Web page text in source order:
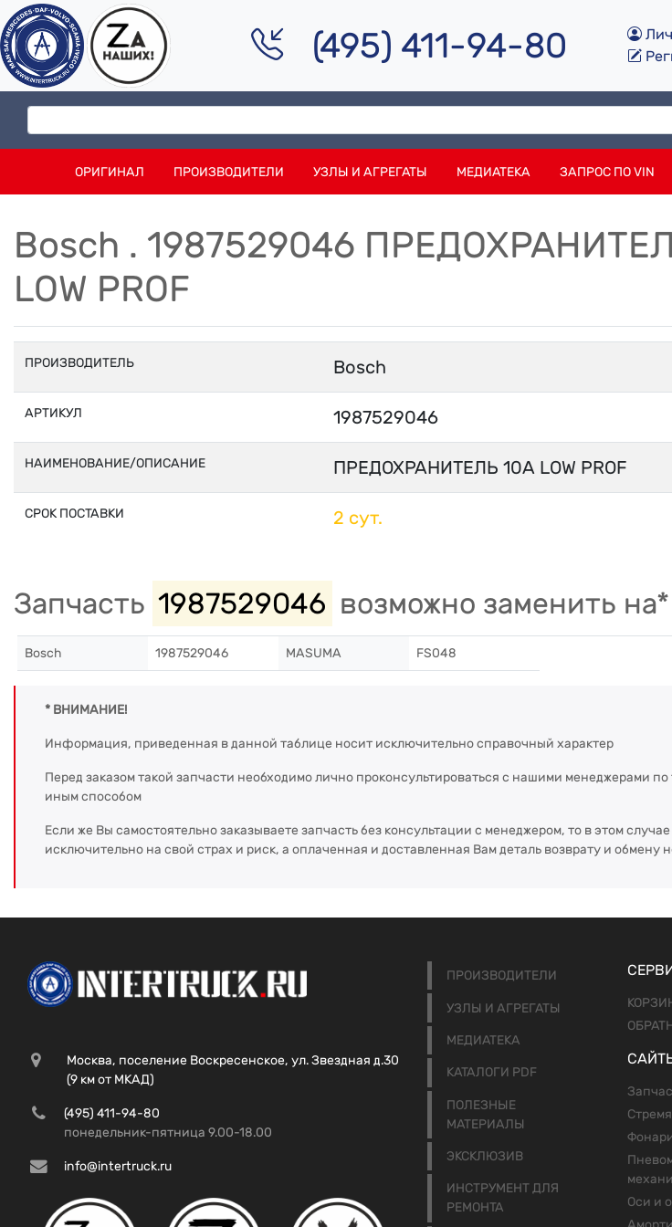
(495) 411-94-80
ОРИГИНАЛ ПРОИЗВОДИТЕЛИ УЗЛЫ И АГРЕГАТЫ МЕДИАТЕКА ЗАПРОС ПО VIN
Bosch . 1987529046
LOW PROF
ПРОИЗВОДИТЕЛЬ Bosch
АРТИКУЛ 1987529046
НАИМЕНОВАНИЕ/ОПИСАНИЕ ПРЕДОХРАНИТЕЛЬ 10А LOW PROF
СРОК ПОСТАВКИ 2 сут.
Запчасть 1987529046 возможно заменить на*
Bosch 1987529046 MASUMA FS048
* ВНИМАНИЕ!
Информация, приведенная в данной таблице носит исключительно справочный характер
Перед заказом такой запчасти необходимо лично проконсультироваться с нашими менеджерами
иным способом
Если же Вы самостоятельно заказываете запчасть без консультации с менеджером, то в этом
исключительно на свой страх и риск, а оплаченная и доставленная Вам деталь возврату и обмену
Москва, поселение Воскресенское, ул. Звездная д.30
(9 км от МКАД)
(495) 411-94-80
понедельник-пятница 9.00-18.00
info@intertruck.ru
ПРОИЗВОДИТЕЛИ
УЗЛЫ И АГРЕГАТЫ
МЕДИАТЕКА
КАТАЛОГИ PDF
ПОЛЕЗНЫЕ
МАТЕРИАЛЫ
ЭКСКЛЮЗИВ
ИНСТРУМЕНТ ДЛЯ
РЕМОНТА
Оси и